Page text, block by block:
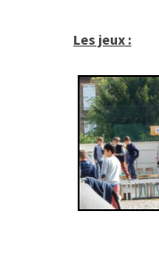
Les jeux :